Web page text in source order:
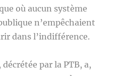
où aucun système
n’empêchaient
dans l’indifférence.
par la PTB, a,